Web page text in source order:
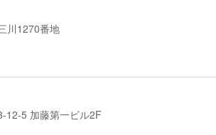
川1270番地
12-5 加藤第一ビル2F